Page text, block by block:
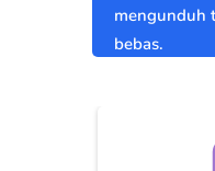
mengunduh
bebas.